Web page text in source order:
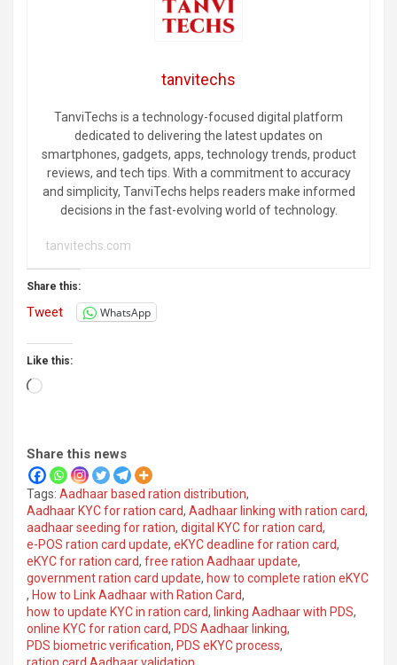
tanvitechs
TanviTechs is a technology-focused digital platform
dedicated to delivering the latest updates on
smartphones, gadgets, apps, technology trends, product
reviews, and tech tips. With a commitment to accuracy
and simplicity, TanviTechs helps readers make informed
decisions in the fast-evolving world of technology.
tanvitechs.com
Share this:
Tweet WhatsApp
Like this:
Loading…
Share this news
Tags: Aadhaar based ration distribution,
Aadhaar KYC for ration card, Aadhaar linking with ration card,
aadhaar seeding for ration, digital KYC for ration card,
e-POS ration card update, eKYC deadline for ration card,
eKYC for ration card, free ration Aadhaar update,
government ration card update, how to complete ration eKYC
, How to Link Aadhaar with Ration Card,
how to update KYC in ration card, linking Aadhaar with PDS,
online KYC for ration card, PDS Aadhaar linking,
PDS biometric verification, PDS eKYC process,